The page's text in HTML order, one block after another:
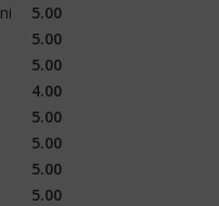
5.00
5.00
5.00
4.00
5.00
5.00
5.00
5.00